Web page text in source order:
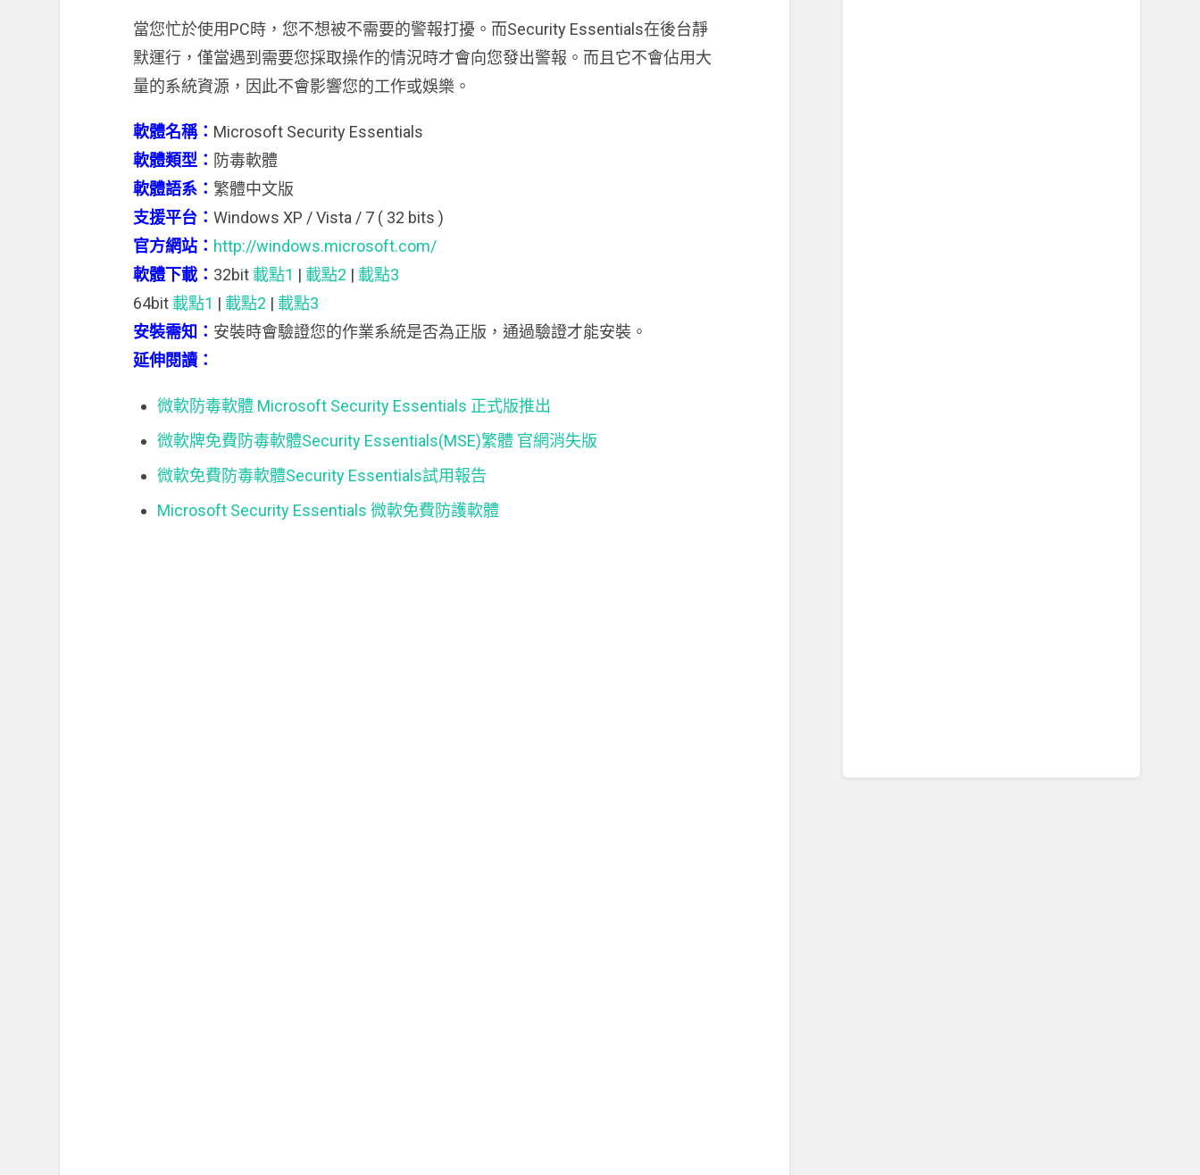
當您忙於使用PC時，您不想被不需要的警報打擾。而Security Essentials在後台靜
默運行，僅當遇到需要您採取操作的情況時才會向您發出警報。而且它不會佔用大
量的系統資源，因此不會影響您的工作或娛樂。
軟體名稱： Microsoft Security Essentials
軟體類型： 防毒軟體
軟體語系： 繁體中文版
支援平台： Windows XP / Vista / 7 ( 32 bits )
官方網站： http://windows.microsoft.com/
軟體下載： 32bit 載點1 | 載點2 | 載點3
64bit 載點1 | 載點2 | 載點3
安裝需知： 安裝時會驗證您的作業系統是否為正版，通過驗證才能安裝。
延伸閱讀：
微軟防毒軟體 Microsoft Security Essentials 正式版推出
微軟牌免費防毒軟體Security Essentials(MSE)繁體 官網消失版
微軟免費防毒軟體Security Essentials試用報告
Microsoft Security Essentials 微軟免費防護軟體